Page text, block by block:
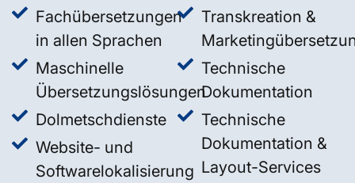
Fachübersetzungen
in allen Sprachen
Maschinelle
Übersetzungslösungen
Dolmetschdienste
Website- und
Softwarelokalisierung
Transkreation &
Technische
Dokumentation
Technische
Dokumentation &
Layout-Services